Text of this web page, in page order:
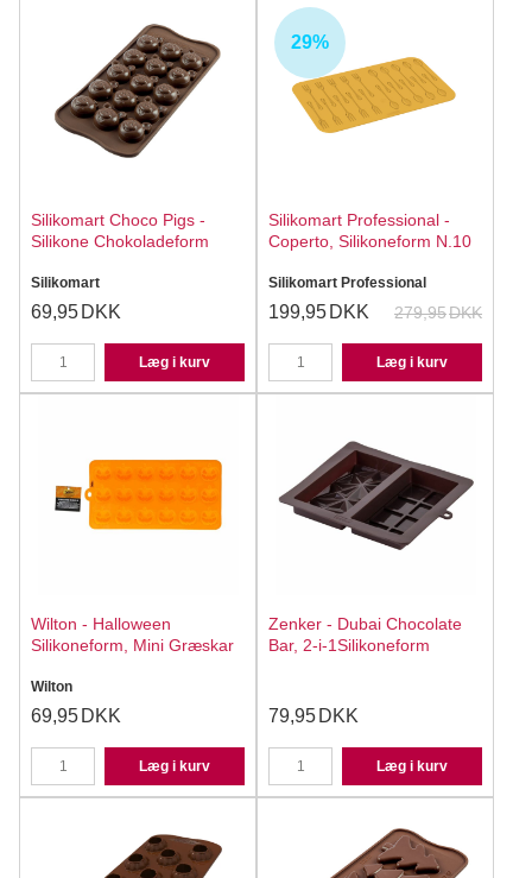
Silikomart Choco Pigs -
Silikone Chokoladeform
Silikomart
69,95 DKK
Læg i kurv
29%
Silikomart Professional -
Coperto, Silikoneform N.10
Silikomart Professional
279,95DKK
199,95 DKK
Læg i kurv
Wilton - Halloween
Silikoneform, Mini Græskar
Wilton
69,95 DKK
Læg i kurv
Zenker - Dubai Chocolate
Bar, 2-i-1Silikoneform
79,95 DKK
Læg i kurv